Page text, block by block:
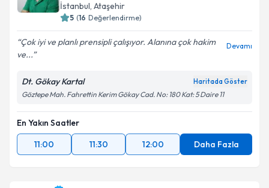
İstanbul, Ataşehir
5 (16 Değerlendirme)
Çok iyi ve planlı prensipli çalışıyor. Alanına çok hakim
ve...
Devamı
Dt. Gökay Kartal Haritada Göster
Göztepe Mah. Fahrettin Kerim Gökay Cad. No: 180 Kat: 5 Daire 11
En Yakın Saatler
11:00
11:30 12:00 Daha Fazla